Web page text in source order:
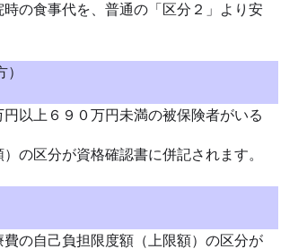
の食事代を、普通の「区分２」より安
以上６９０万円未満の被保険者がいる
の区分が資格確認書に併記されます。
の自己負担限度額（上限額）の区分が